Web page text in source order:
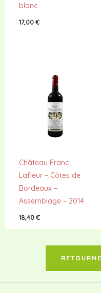
blanc
17,00€
Château Franc
Lafleur – Côtes de
Bordeaux –
Assemblage – 2014
18,40€